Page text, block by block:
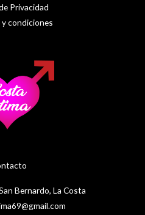
Bernardo, La Costa
Privacidad
condiciones